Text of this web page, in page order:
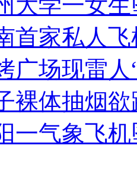
面不公正
首家私人飞
广场现雷
裸体抽烟
一气象飞机